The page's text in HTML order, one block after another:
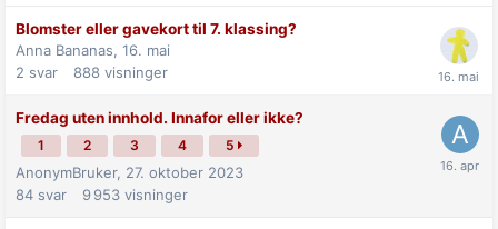
Blomster eller gavekort til 7. klassing?
Anna Bananas, 16. mai
2 svar 888 visninger
Fredag uten innhold. Innafor eller ikke?
1 2 3 4 5
AnonymBruker, 27. oktober 2023
84 svar 9 953 visninger